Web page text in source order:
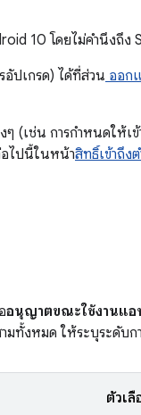
10 โดยไม่คำนึงถึง
อัปเกรด) ได้ที่ส่วน ออก
ๆ (เช่น การกําหนดใ
ไปนี้ในหน้าสิทธิ์เข้าถึ
อนุญาตขณะใช้งานแอ
หมด ให้ระบุระดับกา
ตัวเ